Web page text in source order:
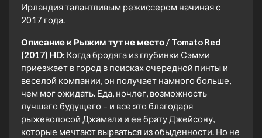
Ирландия талантливым режиссером начиная с
2017 года.
Описание к Рыжим тут не место / Tomato Red
(2017) HD: Когда бродяга из глубинки Сэмми
приезжает в город в поисках очередной пинты и
веселой компании, он получает намного больше,
чем мог ожидать. Еда, ночлег, возможность
лучшего будущего – и все это благодаря
рыжеволосой Джамали и ее брату Джейсону,
которые мечтают вырваться из обыденности. Но не